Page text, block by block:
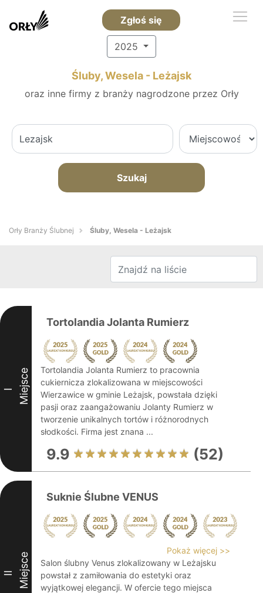
Zgłoś się
2025
Śluby, Wesela - Leżajsk
oraz inne firmy z branży nagrodzone przez Orły
Szukaj
Orły Branży Ślubnej Śluby, Wesela - Leżajsk
I Miejsce
Tortolandia Jolanta Rumierz
Tortolandia Jolanta Rumierz to pracownia
cukiernicza zlokalizowana w miejscowości
Wierzawice w gminie Leżajsk, powstała dzięki
pasji oraz zaangażowaniu Jolanty Rumierz w
tworzenie unikalnych tortów i różnorodnych
słodkości. Firma jest znana ...
9.9 (52)
II Miejsce
Suknie Ślubne VENUS
Pokaż więcej >>
Salon ślubny Venus zlokalizowany w Leżajsku
powstał z zamiłowania do estetyki oraz
wyjątkowej elegancji. W ofercie tego miejsca